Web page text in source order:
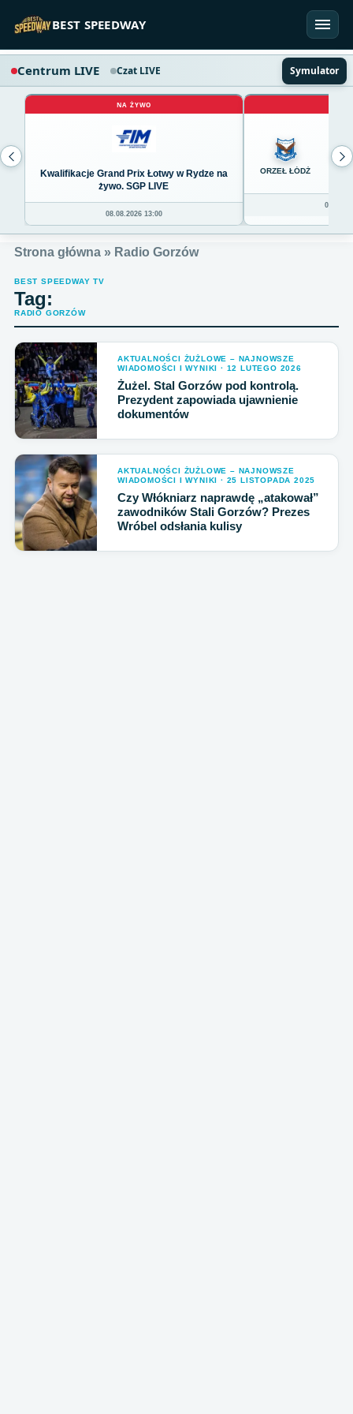
BEST SPEEDWAY
Centrum LIVE Czat LIVE Symulator
NA ŻYWO
Kwalifikacje Grand Prix Łotwy w Rydze na
żywo. SGP LIVE
08.08.2026 13:00
ORZEŁ ŁÓDŹ
0
Strona główna » Radio Gorzów
BEST SPEEDWAY TV
Tag:
RADIO GORZÓW
AKTUALNOŚCI ŻUŻLOWE – NAJNOWSZE
WIADOMOŚCI I WYNIKI · 12 LUTEGO 2026
Żużel. Stal Gorzów pod kontrolą.
Prezydent zapowiada ujawnienie
dokumentów
AKTUALNOŚCI ŻUŻLOWE – NAJNOWSZE
WIADOMOŚCI I WYNIKI · 25 LISTOPADA 2025
Czy Włókniarz naprawdę „atakował”
zawodników Stali Gorzów? Prezes
Wróbel odsłania kulisy